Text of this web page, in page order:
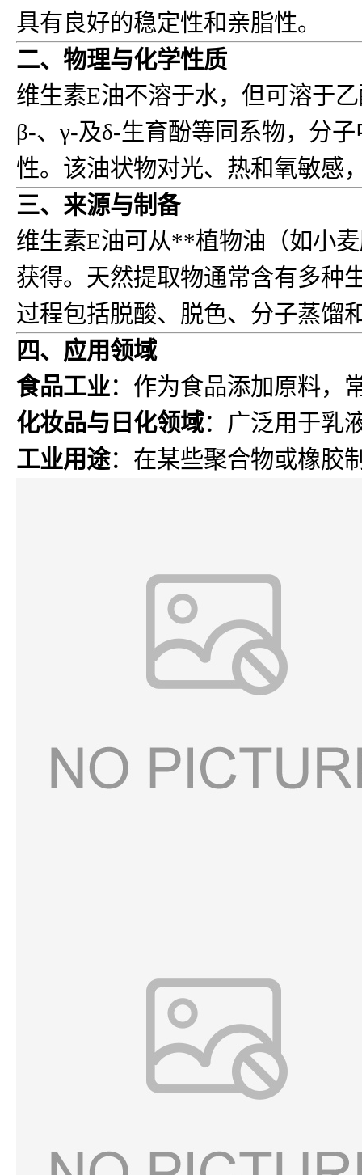
具有良好的稳定性和亲脂性。
二、物理与化学性质
维生素E油不溶于水，但可溶于
β-、γ-及δ-生育酚等同系物，分
性。该油状物对光、热和氧敏感
三、来源与制备
维生素E油可从**植物油（如小
获得。天然提取物通常含有多种
过程包括脱酸、脱色、分子蒸馏
四、应用领域
食品工业：作为食品添加原料，
化妆品与日化领域：广泛用于乳
工业用途：在某些聚合物或橡胶